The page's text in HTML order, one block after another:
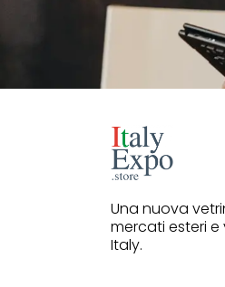
Una nuova
mercati esteri
Italy.